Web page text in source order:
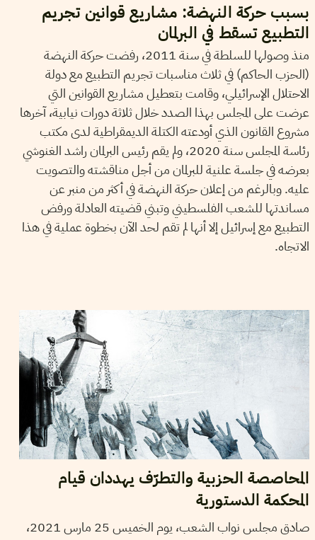
بسبب حركة النهضة: مشاريع قوانين تجريم
التطبيع تسقط في البرلمان
منذ وصولها للسلطة في سنة 2011، رفضت حركة النهضة
(الحزب الحاكم) في ثلاث مناسبات تجريم التطبيع مع دولة
الاحتلال الإسرائيلي، وقامت بتعطيل مشاريع القوانين التي
عرضت على المجلس بهذا الصدد خلال ثلاثة دورات نيابية، آخرها
مشروع القانون الذي أودعته الكتلة الديمقراطية لدى مكتب
رئاسة المجلس سنة 2020، ولم يقم رئيس البرلمان راشد الغنوشي
بعرضه في جلسة علنية للبرلمان من أجل مناقشته والتصويت
عليه. وبالرغم من إعلان حركة النهضة في أكثر من منبر عن
مساندتها للشعب الفلسطيني وتبني قضيته العادلة ورفض
التطبيع مع إسرائيل إلا أنها لم تقم لحد الآن بخطوة عملية في هذا
الاتجاه.
المحاصصة الحزبية والتطرّف يهددان قيام
المحكمة الدستورية
صادق مجلس نواب الشعب، يوم الخميس 25 مارس 2021،